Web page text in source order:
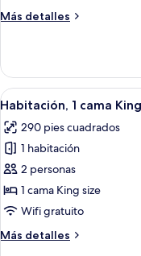
cama
Más detalles
Más
Deluxe,
cama
size
Abrir
todas
las
fotos
de
Habitación,
1
King
5
Habitación, 1 cama
290 pies cuadrados
1 habitación
2 personas
1 cama King size
Wifi gratuito
Más detalles
Más